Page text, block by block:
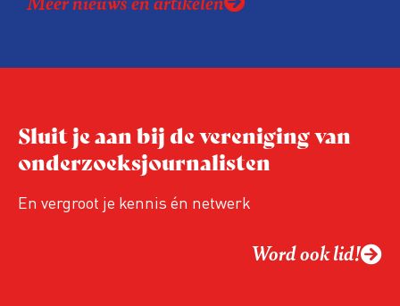
de macht, de pers en het publiek aan de
Niet de maker, maar de ontvanger
relevant in tijden van nieuwe verzuiling?
Hoe moet de journalistiek omgaan met
een steeds onverschilligere macht?
Sluit je aan bij de vereniging van
onderzoeksjournalisten
En vergroot je kennis én netwerk
Word ook lid!